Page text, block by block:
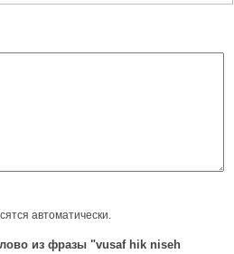
автоматически.
из фразы "vusaf hik niseh